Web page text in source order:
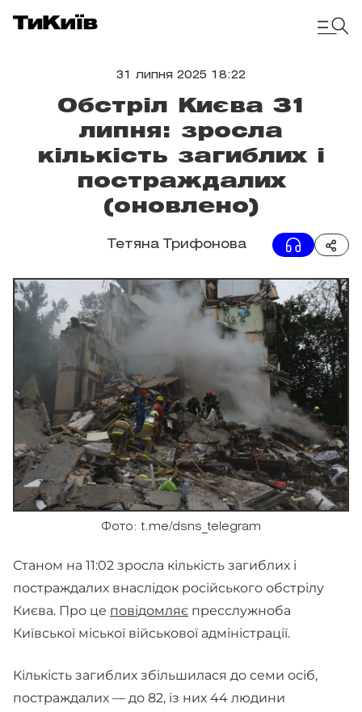
31 липня 2025 18:22
Обстріл Києва 31
липня: зросла
кількість загиблих і
постраждалих
(оновлено)
Тетяна Трифонова
Фото: t.me/dsns_telegram
Станом на 11:02 зросла кількість загиблих і
постраждалих внаслідок російського обстрілу
Києва. Про це повідомляє пресслужноба
Київської міської військової адміністрації.
Кількість загиблих збільшилася до семи осіб,
постраждалих — до 82, із них 44 людини